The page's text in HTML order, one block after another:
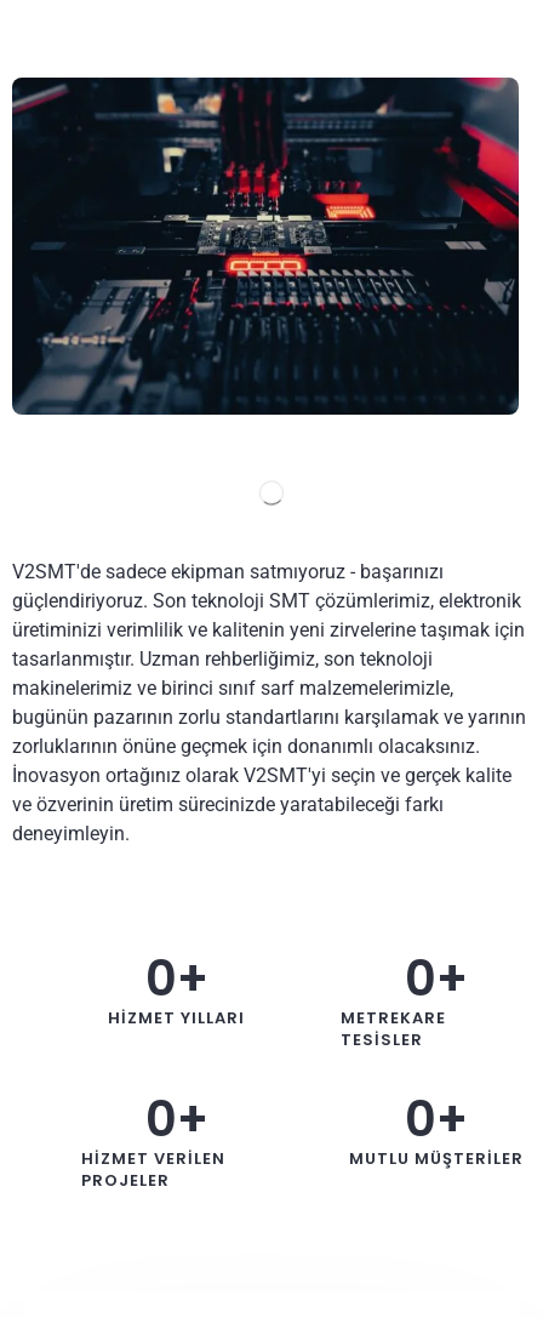
V2SMT'de sadece ekipman satmıyoruz - başarınızı
güçlendiriyoruz. Son teknoloji SMT çözümlerimiz, elektronik
üretiminizi verimlilik ve kalitenin yeni zirvelerine taşımak için
tasarlanmıştır. Uzman rehberliğimiz, son teknoloji
makinelerimiz ve birinci sınıf sarf malzemelerimizle,
bugünün pazarının zorlu standartlarını karşılamak ve yarının
zorluklarının önüne geçmek için donanımlı olacaksınız.
İnovasyon ortağınız olarak V2SMT'yi seçin ve gerçek kalite
ve özverinin üretim sürecinizde yaratabileceği farkı
deneyimleyin.
HIZMET YILLARI
0+
METREKARE
TESISLER
0+
HIZMET VERILEN
PROJELER
0+
MUTLU MÜŞTERILER
0+